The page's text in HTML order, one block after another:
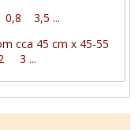
0,8 3,5 ...
cca 45 cm x 45-55
2 3 ...